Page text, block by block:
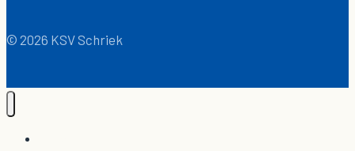
© 2026 KSV Schriek